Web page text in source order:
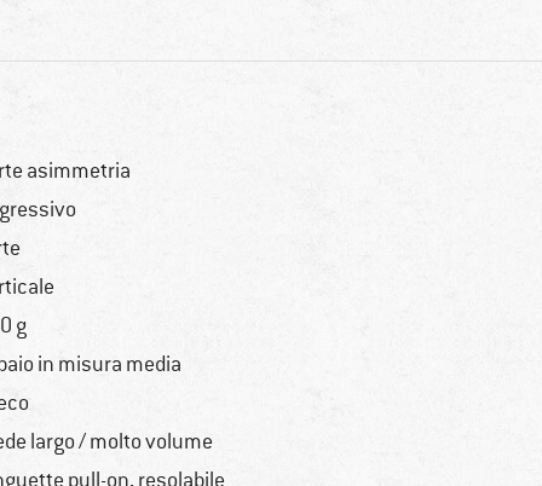
asimmetria
g
in misura media
largo / molto volume
pull-on, resolabile